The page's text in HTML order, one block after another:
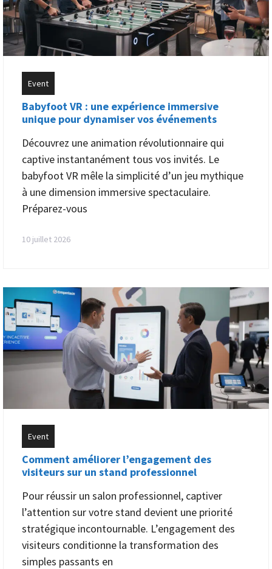
Event
Babyfoot VR : une expérience immersive
unique pour dynamiser vos événements
Découvrez une animation révolutionnaire qui
captive instantanément tous vos invités. Le
babyfoot VR mêle la simplicité d’un jeu mythique
à une dimension immersive spectaculaire.
Préparez-vous
10 juillet 2026
Event
Comment améliorer l’engagement des
visiteurs sur un stand professionnel
Pour réussir un salon professionnel, captiver
l’attention sur votre stand devient une priorité
stratégique incontournable. L’engagement des
visiteurs conditionne la transformation des
simples passants en